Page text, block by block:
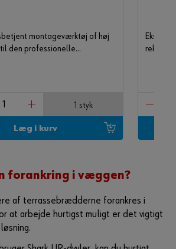
montageværktøj af høj
den professionelle
1 styk
Læg i kurv
forankring i væggen?​
af terrassebrædderne forankres i
at arbejde hurtigst muligt er det vigtigt